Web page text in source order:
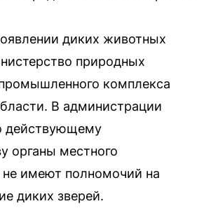
диких животных
природных
комплекса
В администрации
действующему
органы местного
не имеют полномочий на
диких зверей.